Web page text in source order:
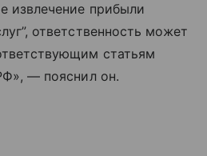
извлечение прибыли
ответственность может
статьям
— пояснил он.